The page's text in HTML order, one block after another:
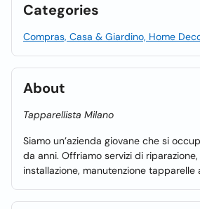
Categories
Compras, Casa & Giardino, Home
About
Tapparellista Milano
Siamo un’azienda giovane che si
da anni. Offriamo servizi di
installazione, manutenzione tapparelle